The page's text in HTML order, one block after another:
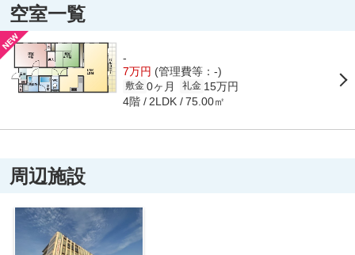
空室一覧
-
7万円 (管理費等：-)
敷金 0ヶ月 礼金 15万円
4階 2LDK 75.00㎡
周辺施設